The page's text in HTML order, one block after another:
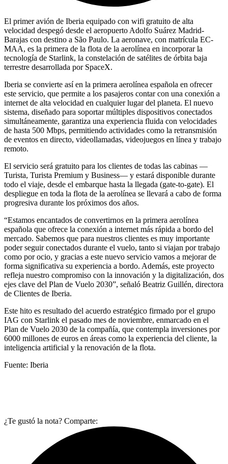
El primer avión de Iberia equipado con wifi gratuito de alta
velocidad despegó desde el aeropuerto Adolfo Suárez Madrid-
Barajas con destino a São Paulo. La aeronave, con matrícula EC-
MAA, es la primera de la flota de la aerolínea en incorporar la
tecnología de Starlink, la constelación de satélites de órbita baja
terrestre desarrollada por SpaceX.
Iberia se convierte así en la primera aerolínea española en ofrecer
este servicio, que permite a los pasajeros contar con una conexión a
internet de alta velocidad en cualquier lugar del planeta. El nuevo
sistema, diseñado para soportar múltiples dispositivos conectados
simultáneamente, garantiza una experiencia fluida con velocidades
de hasta 500 Mbps, permitiendo actividades como la retransmisión
de eventos en directo, videollamadas, videojuegos en línea y trabajo
remoto.
El servicio será gratuito para los clientes de todas las cabinas —
Turista, Turista Premium y Business— y estará disponible durante
todo el viaje, desde el embarque hasta la llegada (gate-to-gate). El
despliegue en toda la flota de la aerolínea se llevará a cabo de forma
progresiva durante los próximos dos años.
“Estamos encantados de convertirnos en la primera aerolínea
española que ofrece la conexión a internet más rápida a bordo del
mercado. Sabemos que para nuestros clientes es muy importante
poder seguir conectados durante el vuelo, tanto si viajan por trabajo
como por ocio, y gracias a este nuevo servicio vamos a mejorar de
forma significativa su experiencia a bordo. Además, este proyecto
refleja nuestro compromiso con la innovación y la digitalización, dos
ejes clave del Plan de Vuelo 2030”, señaló Beatriz Guillén, directora
de Clientes de Iberia.
Este hito es resultado del acuerdo estratégico firmado por el grupo
IAG con Starlink el pasado mes de noviembre, enmarcado en el
Plan de Vuelo 2030 de la compañía, que contempla inversiones por
6000 millones de euros en áreas como la experiencia del cliente, la
inteligencia artificial y la renovación de la flota.
Fuente: Iberia
¿Te gustó la nota? Comparte: